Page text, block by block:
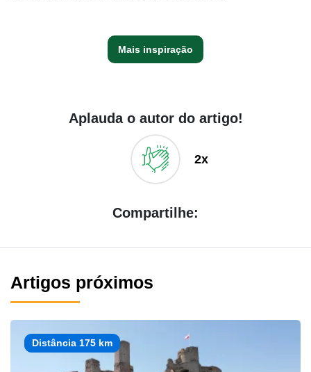
Mais inspiração
Aplauda o autor do artigo!
2x
Compartilhe:
Artigos próximos
Distância 175 km